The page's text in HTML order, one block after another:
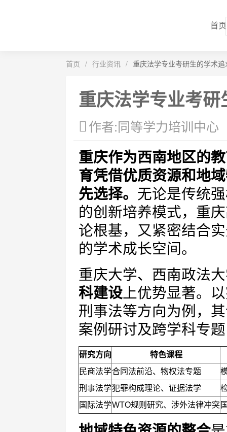
首页
首页 / 行业资讯 / 重庆法学专业考研生的学术
重庆法学专业考
作者:同等学力培训中心
重庆作为西南地区的
育凭借优质资源和地
先选择。 无论是传统
的创新培养模式，重
论根基，又紧密结合
的学术成长空间。
重庆大学、西南政法
科建设上优势显著。
刑事法等方向为例，
案例研讨及跨学科专
研究方向
特色课程
民商法学合同法前沿、物权法专题
刑事法学犯罪构成理论、证据法学
国际法学WTO规则研究、涉外法律冲突